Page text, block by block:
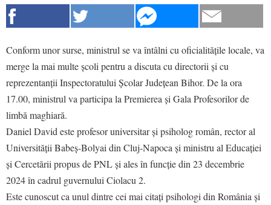
Conform unor surse, ministrul se va întâlni cu oficialitățile locale, va
merge la mai multe școli pentru a discuta cu directorii și cu
reprezentanții Inspectoratului Școlar Județean Bihor. De la ora
17.00, ministrul va participa la Premierea și Gala Profesorilor de
limbă maghiară.
Daniel David este profesor universitar și psiholog român, rector al
Universității Babeș-Bolyai din Cluj-Napoca și ministru al Educației
și Cercetării propus de PNL și ales în funcție din 23 decembrie
2024 în cadrul guvernului Ciolacu 2.
Este cunoscut ca unul dintre cei mai citați psihologi din România și